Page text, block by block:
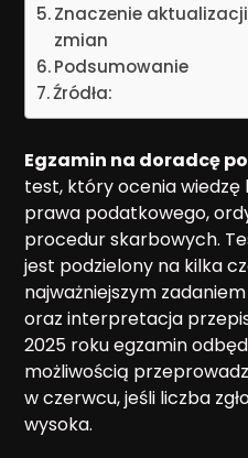
Znaczenie
zmian
Podsumowanie
Źródła:
Egzamin na doradcę
test, który ocenia wiedzę
prawa podatkowego,
procedur skarbowych.
jest podzielony na kilka
najważniejszym
oraz interpretacja
2025 roku egzamin
możliwością
w czerwcu, jeśli liczba
wysoka.